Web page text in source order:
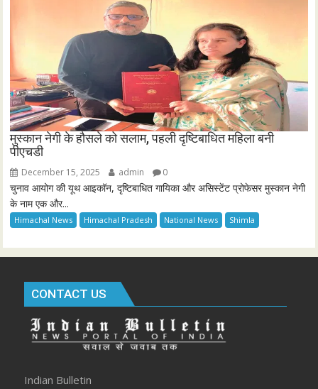
मुस्कान नेगी के हौसले को सलाम, पहली दृष्टिबाधित महिला बनी
पीएचडी
December 15, 2025 admin 0
चुनाव आयोग की यूथ आइकॉन, दृष्टिबाधित गायिका और असिस्टेंट प्रोफेसर मुस्कान नेगी
के नाम एक और...
Himachal News Himachal Pradesh National News Shimla
CONTACT US
Indian Bulletin